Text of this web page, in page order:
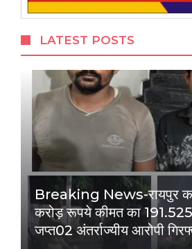
LATEST POSTS
Breaking News-रायपुर
करोड़ रूपये कीमत का 191.525
जप्त02 अंतर्राज्यीय आरोपी